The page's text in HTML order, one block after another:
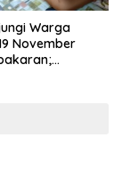
Warga
November